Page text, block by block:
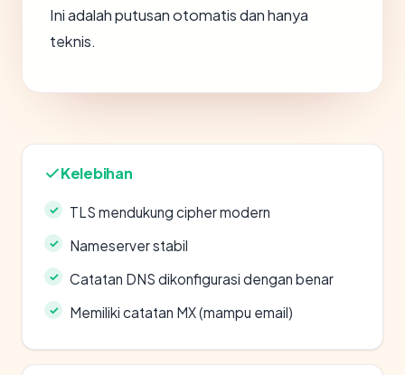
Ini adalah putusan otomatis dan hanya
teknis.
Kelebihan
TLS mendukung cipher modern
Nameserver stabil
Catatan DNS dikonfigurasi dengan benar
Memiliki catatan MX (mampu email)